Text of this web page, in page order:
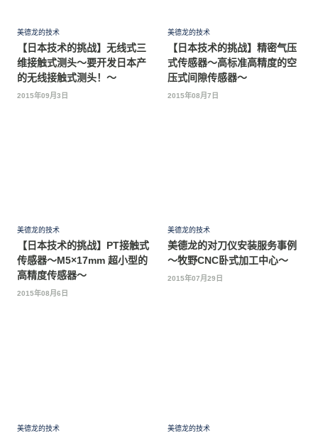
美德龙的技术
【日本技术的挑战】无线式三
维接触式测头～要开发日本产
的无线接触式测头！～
2015年09月3日
美德龙的技术
【日本技术的挑战】精密气压
式传感器～高标准高精度的空
压式间隙传感器～
2015年08月7日
美德龙的技术
【日本技术的挑战】PT接触式
传感器〜M5×17mm 超小型的
高精度传感器〜
2015年08月6日
美德龙的技术
美德龙的对刀仪安装服务事例
～牧野CNC卧式加工中心～
2015年07月29日
美德龙的技术 美德龙的技术